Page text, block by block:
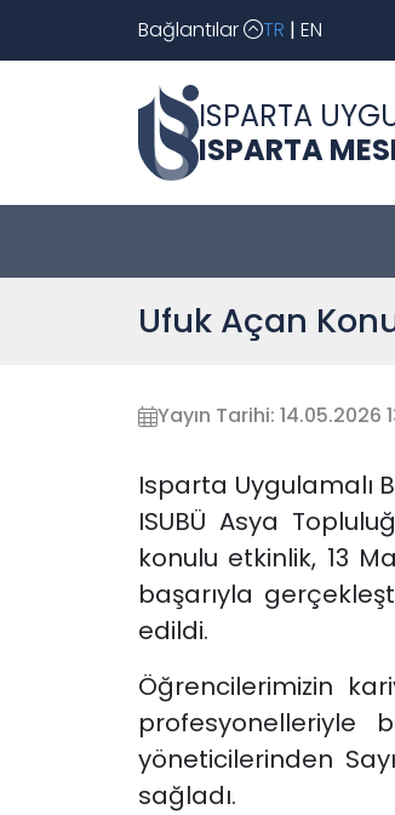
Bağlantılar TR | EN
ISPARTA
ISPARTA
Ufuk Açan
Yayın Tarihi: 14.05.2026
Isparta Uygulamalı
ISUBÜ Asya
konulu etkinlik, 13
başarıyla
edildi.
Öğrencilerimizin
yöneticilerinden
sağladı.